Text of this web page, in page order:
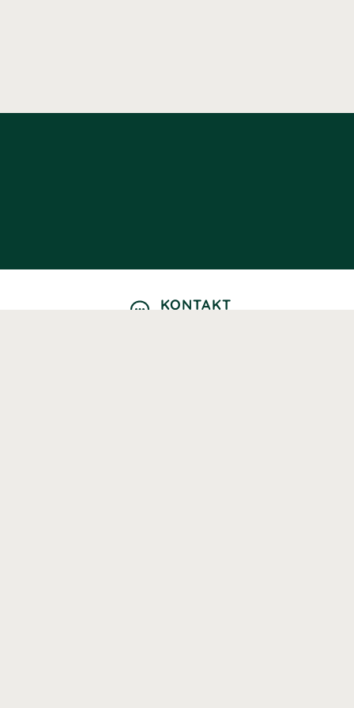
KONTAKT